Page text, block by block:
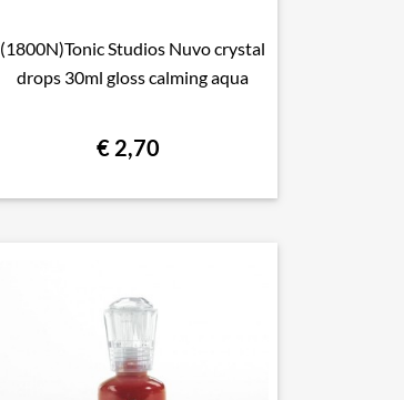
 Snel bekijken
(1800N)Tonic Studios Nuvo crystal
drops 30ml gloss calming aqua
€ 2,70